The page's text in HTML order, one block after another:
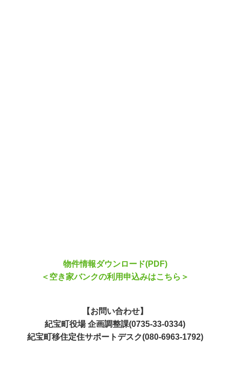
物件情報ダウンロード(PDF)
＜空き家バンクの利用申込みはこちら＞
【お問い合わせ】
紀宝町役場 企画調整課(0735-33-0334)
紀宝町移住定住サポートデスク(080-6963-1792)